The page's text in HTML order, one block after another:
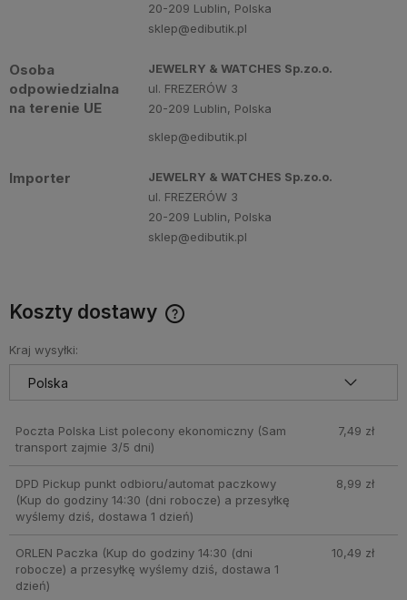
20-209 Lublin, Polska
sklep@edibutik.pl
Osoba
odpowiedzialna
na terenie UE
JEWELRY & WATCHES Sp.zo.o.
ul. FREZERÓW 3
20-209 Lublin, Polska
sklep@edibutik.pl
Importer
JEWELRY & WATCHES Sp.zo.o.
ul. FREZERÓW 3
20-209 Lublin, Polska
sklep@edibutik.pl
Koszty dostawy
Kraj wysyłki:
Poczta Polska List polecony ekonomiczny (Sam
transport zajmie 3/5 dni)
7,49 zł
DPD Pickup punkt odbioru/automat paczkowy
(Kup do godziny 14:30 (dni robocze) a przesyłkę
wyślemy dziś, dostawa 1 dzień)
8,99 zł
ORLEN Paczka (Kup do godziny 14:30 (dni
robocze) a przesyłkę wyślemy dziś, dostawa 1
dzień)
10,49 zł